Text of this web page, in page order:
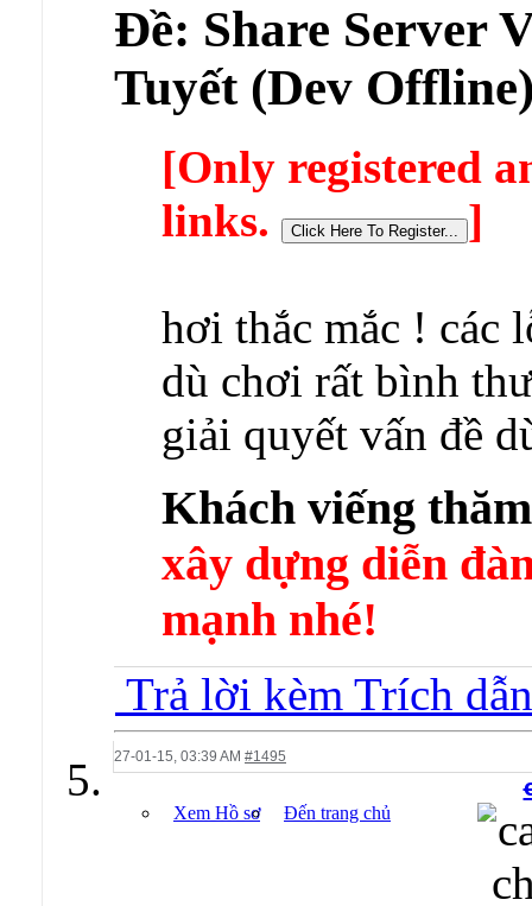
Ðề: Share Server
Tuyết (Dev
[Only registered
links.
]
hơi thắc mắc ! các
dù chơi rất bình
giải quyết vấn đề
Khách viếng
xây dựng diễn
mạnh nhé!
Trả lời kèm Trích dẫn
27-01-15, 03:39 AM #1495
Xem Hồ sơ Đến trang chủ